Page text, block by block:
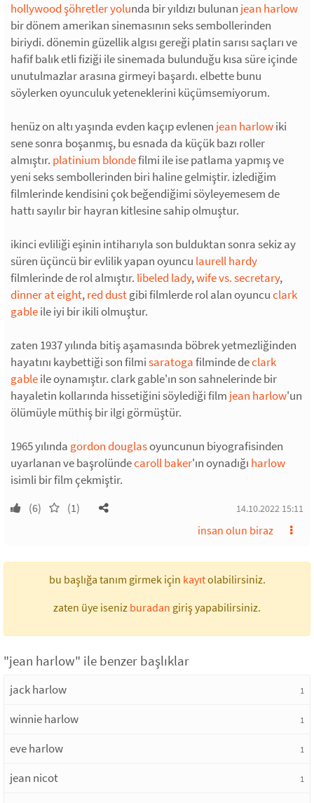
hollywood şöhretler yolunda bir yıldızı bulunan jean harlow
bir dönem amerikan sinemasının seks sembollerinden
biriydi. dönemin güzellik algısı gereği platin sarısı saçları ve
hafif balık etli fiziği ile sinemada bulunduğu kısa süre içinde
unutulmazlar arasına girmeyi başardı. elbette bunu
söylerken oyunculuk yeteneklerini küçümsemiyorum.
henüz on altı yaşında evden kaçıp evlenen jean harlowiki
sene sonra boşanmış, bu esnada da küçük bazı roller
almıştır. platinium blondefilmi ile ise patlama yapmış ve
yeni seks sembollerinden biri haline gelmiştir. izlediğim
filmlerinde kendisini çok beğendiğimi söyleyemesem de
hattı sayılır bir hayran kitlesine sahip olmuştur.
ikinci evliliği eşinin intiharıyla son bulduktan sonra sekiz ay
süren üçüncü bir evlilik yapan oyuncu laurell hardy
filmlerinde de rol almıştır. libeled lady,wife vs. secretary,
dinner at eight,red dustgibi filmlerde rol alan oyuncuclark
gableile iyi bir ikili olmuştur.
zaten 1937 yılında bitiş aşamasında böbrek yetmezliğinden
hayatını kaybettiği son filmisaratogafilminde declark
gableile oynamıştır. clark gable'ın son sahnelerinde bir
hayaletin kollarında hissetiğini söylediği film jean harlow'un
ölümüyle müthiş bir ilgi görmüştür.
1965 yılında gordon douglasoyuncunun biyografisinden
uyarlanan ve başrolündecaroll baker'ın oynadığı harlow
isimli bir film çekmiştir.
(6) (1) 14.10.2022 15:11
insan olun biraz
bu başlığa tanım girmek için kayıtolabilirsiniz.
zaten üye iseniz buradan giriş yapabilirsiniz.
"jean harlow" ile benzer başlıklar
jack harlow 1
winnie harlow 1
eve harlow 1
jean nicot 1